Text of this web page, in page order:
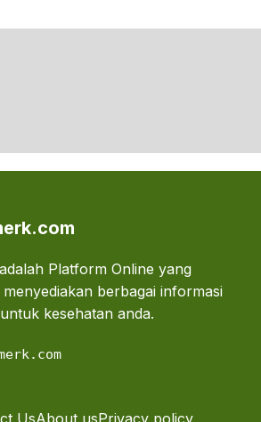
Platform Online yang
berbagai informasi
kesehatan anda.
UsAbout usPrivacy policy